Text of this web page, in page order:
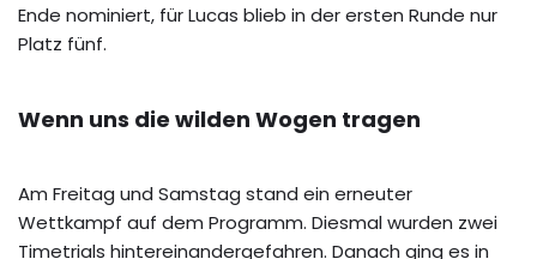
Ende nominiert, für Lucas blieb in der ersten Runde nur
Platz fünf.
Wenn uns die wilden Wogen tragen
Am Freitag und Samstag stand ein erneuter
Wettkampf auf dem Programm. Diesmal wurden zwei
Timetrials hintereinandergefahren. Danach ging es in